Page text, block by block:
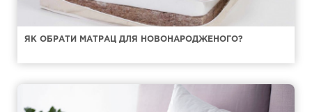
ЯК ОБРАТИ МАТРАЦ ДЛЯ НОВОНАРОДЖЕНОГО?